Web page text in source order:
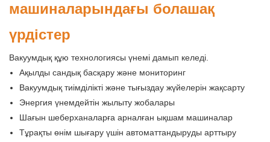
машиналарындағы болашақ
үрдістер
Вакуумдық құю технологиясы үнемі дамып келеді.
Ақылды сандық басқару және мониторинг
Вакуумдық тиімділікті және тығыздау жүйелерін жақсарту
Энергия үнемдейтін жылыту жобалары
Шағын шеберханаларға арналған ықшам машиналар
Тұрақты өнім шығару үшін автоматтандыруды арттыру